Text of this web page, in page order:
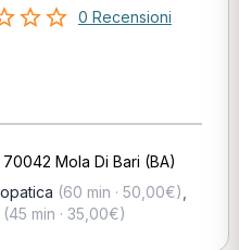
0 Recensioni
Mola Di Bari (BA)
(60 min · 50,00€)
(45 min · 35,00€)